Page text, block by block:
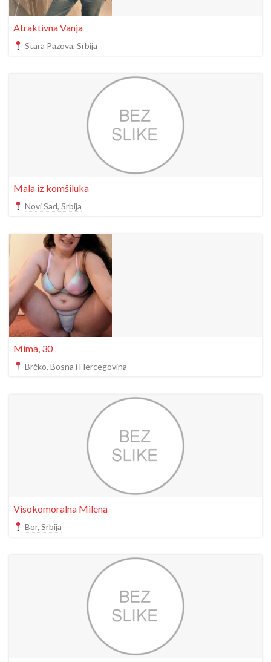
Atraktivna Vanja
Stara Pazova, Srbija
Mala iz komšiluka
Novi Sad, Srbija
Mima, 30
Brčko, Bosna i Hercegovina
Visokomoralna Milena
Bor, Srbija